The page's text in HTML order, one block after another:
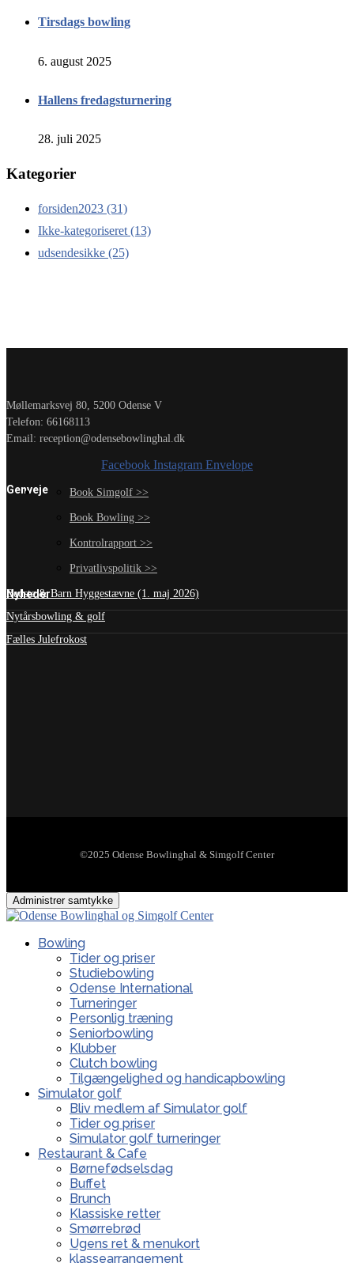
Tirsdags bowling
6. august 2025
Hallens fredagsturnering
28. juli 2025
Kategorier
forsiden2023 (31)
Ikke-kategoriseret (13)
udsendesikke (25)
Møllemarksvej 80, 5200 Odense V
Telefon: 66168113
Email: reception@odensebowlinghal.dk
Facebook Instagram Envelope
Genveje Book Simgolf >>
Book Bowling >>
Kontrolrapport >>
Privatlivspolitik >>
Nyheder
Bedste & Barn Hyggestævne (1. maj 2026)
Nytårsbowling & golf
Fælles Julefrokost
©2025 Odense Bowlinghal & Simgolf Center
Administrer samtykke
Bowling
Tider og priser
Studiebowling
Odense International
Turneringer
Personlig træning
Seniorbowling
Klubber
Clutch bowling
Tilgængelighed og handicapbowling
Simulator golf
Bliv medlem af Simulator golf
Tider og priser
Simulator golf turneringer
Restaurant & Cafe
Børnefødselsdag
Buffet
Brunch
Klassiske retter
Smørrebrød
Ugens ret & menukort
klassearrangement